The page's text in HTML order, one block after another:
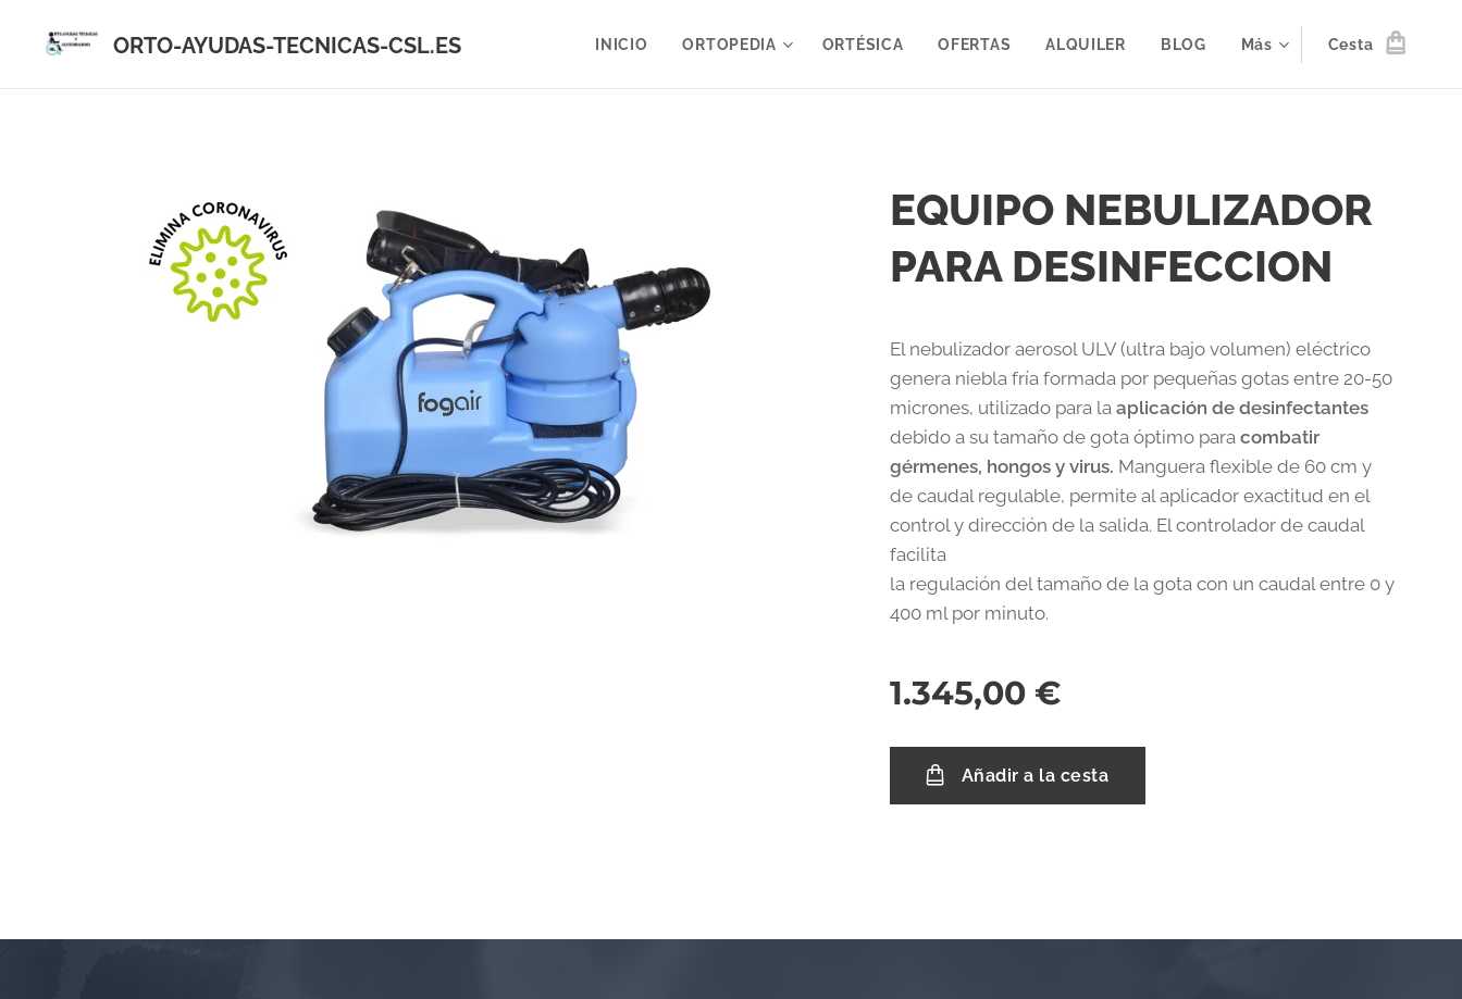
ORTO-AYUDAS-TECNICAS-CSL.ES INICIO ORTOPEDIA ORTÉSICA OFERTAS ALQUILER BLOG Más Cesta
EQUIPO NEBULIZADOR
PARA DESINFECCION
El nebulizador aerosol ULV (ultra bajo volumen) eléctrico
genera niebla fría formada por pequeñas gotas entre 20-50
micrones, utilizado para laaplicación de desinfectantes
debido a su tamaño de gota óptimo paracombatir
gérmenes, hongos y virus. Manguera flexible de 60 cm y
de caudal regulable, permite al aplicador exactitud en el
control y dirección de la salida. El controlador de caudal
facilita
la regulación del tamaño de la gota con un caudal entre 0 y
400 ml por minuto.
1.345,00 €
Añadir a la cesta